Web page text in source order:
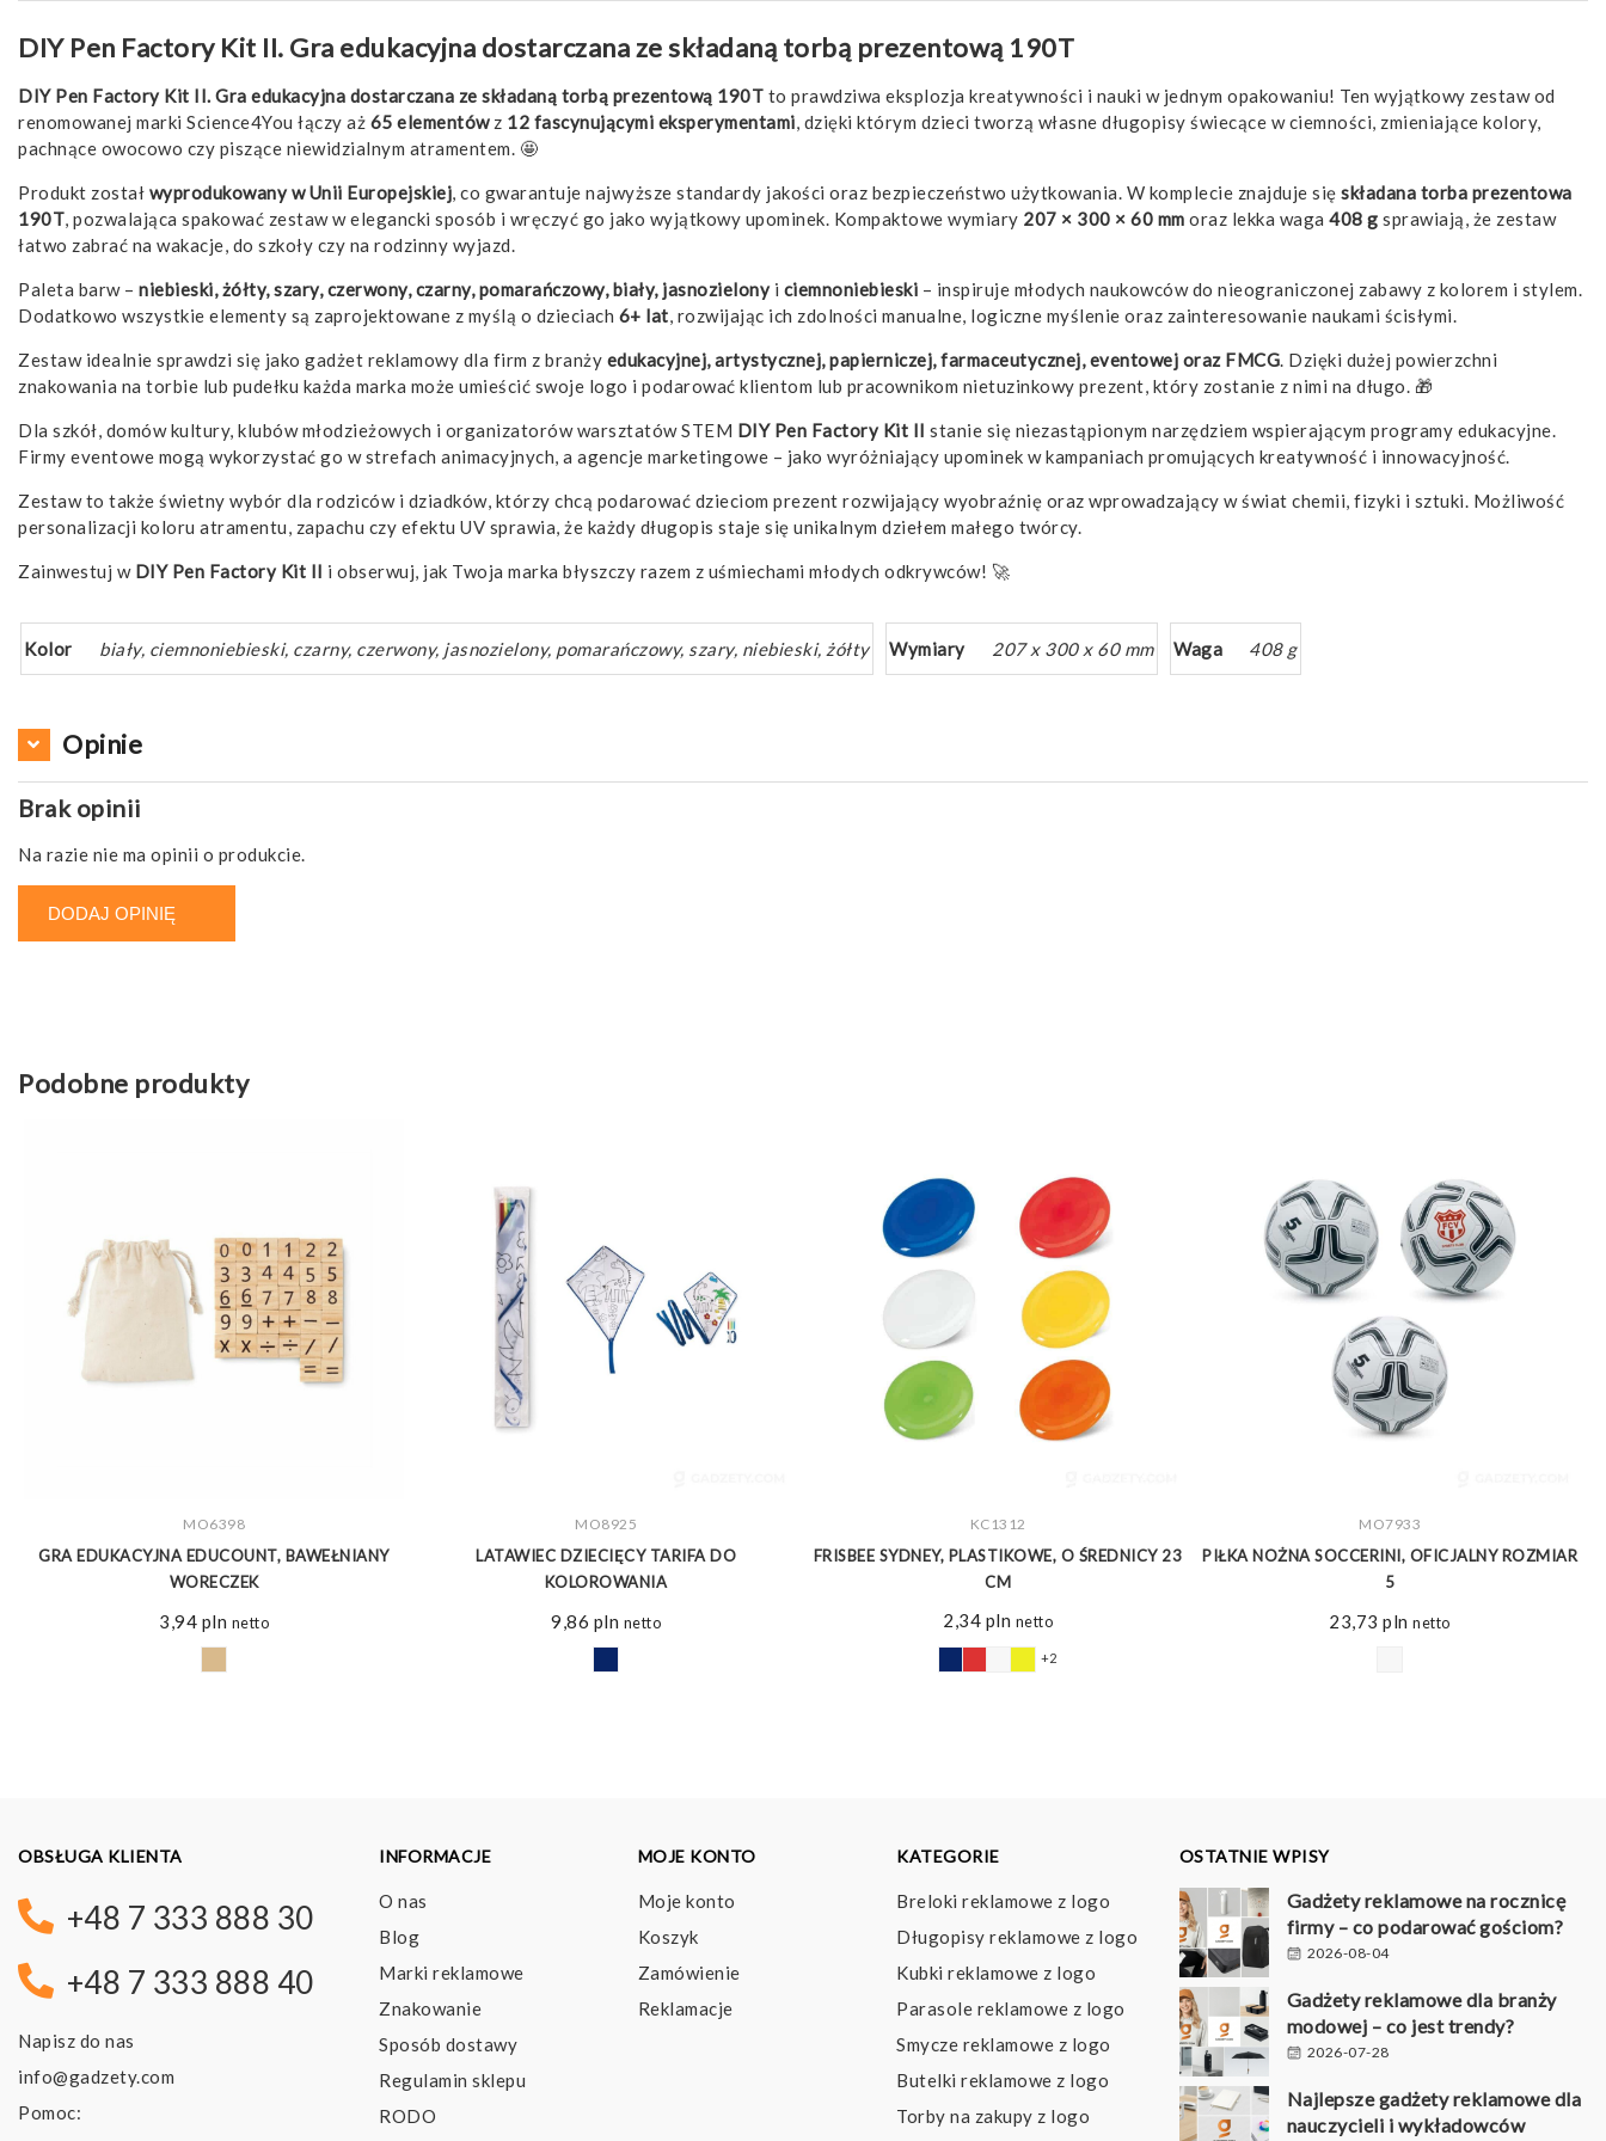
DIY Pen Factory Kit II. Gra edukacyjna dostarczana ze składaną torbą prezentową 190T
DIY Pen Factory Kit II. Gra edukacyjna dostarczana ze składaną torbą prezentową 190T to prawdziwa eksplozja kreatywności i nauki w jednym opakowaniu! Ten wyjątkowy zestaw od
renomowanej marki Science4You łączy aż 65 elementówz 12 fascynującymi eksperymentami, dzięki którym dzieci tworzą własne długopisy świecące w ciemności, zmieniające kolory,
pachnące owocowo czy piszące niewidzialnym atramentem. 🤩
Produkt został wyprodukowany w Unii Europejskiej, co gwarantuje najwyższe standardy jakości oraz bezpieczeństwo użytkowania. W komplecie znajduje się składana torba prezentowa
190T, pozwalająca spakować zestaw w elegancki sposób i wręczyć go jako wyjątkowy upominek. Kompaktowe wymiary 207 × 300 × 60 mm oraz lekka waga 408 g sprawiają, że zestaw
łatwo zabrać na wakacje, do szkoły czy na rodzinny wyjazd.
Paleta barw – niebieski, żółty, szary, czerwony, czarny, pomarańczowy, biały, jasnozielonyi ciemnoniebieski – inspiruje młodych naukowców do nieograniczonej zabawy z kolorem i stylem.
Dodatkowo wszystkie elementy są zaprojektowane z myślą o dzieciach 6+ lat, rozwijając ich zdolności manualne, logiczne myślenie oraz zainteresowanie naukami ścisłymi.
Zestaw idealnie sprawdzi się jako gadżet reklamowy dla firm z branży edukacyjnej, artystycznej, papierniczej, farmaceutycznej, eventowej oraz FMCG. Dzięki dużej powierzchni
znakowania na torbie lub pudełku każda marka może umieścić swoje logo i podarować klientom lub pracownikom nietuzinkowy prezent, który zostanie z nimi na długo. 🎁
Dla szkół, domów kultury, klubów młodzieżowych i organizatorów warsztatów STEM DIY Pen Factory Kit II stanie się niezastąpionym narzędziem wspierającym programy edukacyjne.
Firmy eventowe mogą wykorzystać go w strefach animacyjnych, a agencje marketingowe – jako wyróżniający upominek w kampaniach promujących kreatywność i innowacyjność.
Zestaw to także świetny wybór dla rodziców i dziadków, którzy chcą podarować dzieciom prezent rozwijający wyobraźnię oraz wprowadzający w świat chemii, fizyki i sztuki. Możliwość
personalizacji koloru atramentu, zapachu czy efektu UV sprawia, że każdy długopis staje się unikalnym dziełem małego twórcy.
Zainwestuj w DIY Pen Factory Kit II i obserwuj, jak Twoja marka błyszczy razem z uśmiechami młodych odkrywców! 🚀
Kolor biały, ciemnoniebieski, czarny, czerwony, jasnozielony, pomarańczowy, szary, niebieski, żółty Wymiary 207 x 300 x 60 mm Waga 408 g
Opinie
Brak opinii
Na razie nie ma opinii o produkcie.
DODAJ OPINIĘ
Podobne produkty
ZOBACZ WIĘCEJ
MO6398
GRA EDUKACYJNA EDUCOUNT, BAWEŁNIANY
WORECZEK
3,94 pln netto
ZOBACZ WIĘCEJ
MO8925
LATAWIEC DZIECIĘCY TARIFA DO
KOLOROWANIA
9,86 pln netto
ZOBACZ WIĘCEJ
KC1312
FRISBEE SYDNEY, PLASTIKOWE, O ŚREDNICY 23
CM
2,34 pln netto
+2
ZOBACZ WIĘCEJ
MO7933
PIŁKA NOŻNA SOCCERINI, OFICJALNY ROZMIAR
5
23,73pln netto
OBSŁUGA KLIENTA
+48 7 333 888 30
+48 7 333 888 40
Napisz do nas
info@gadzety.com
Pomoc:
INFORMACJE
O nas
Blog
Marki reklamowe
Znakowanie
Sposób dostawy
Regulamin sklepu
RODO
MOJE KONTO
Moje konto
Koszyk
Zamówienie
Reklamacje
KATEGORIE
Breloki reklamowe z logo
Długopisy reklamowe z logo
Kubki reklamowe z logo
Parasole reklamowe z logo
Smycze reklamowe z logo
Butelki reklamowe z logo
Torby na zakupy z logo
OSTATNIE WPISY
Gadżety reklamowe na rocznicę
firmy – co podarować gościom?
2026-08-04
Gadżety reklamowe dla branży
modowej – co jest trendy?
2026-07-28
Najlepsze gadżety reklamowe dla
nauczycieli i wykładowców